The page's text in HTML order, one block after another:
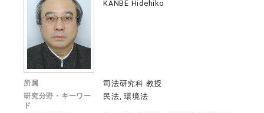
KANBE Hidehiko
所属 司法研究科 教授
研究分野・キーワー
ド
民法, 環境法